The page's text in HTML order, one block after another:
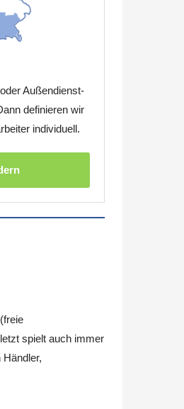
Außendienst-
definieren wir
individuell.
spielt auch immer